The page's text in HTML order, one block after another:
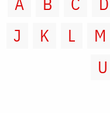
J
K L M
U